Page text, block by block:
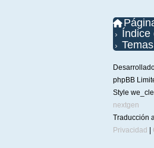
Índice
phpBB
Style
nextgen
Traducción
Privacidad